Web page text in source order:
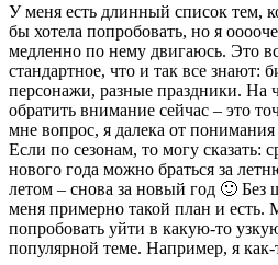
У меня есть длинный список тем,
бы хотела попробовать, но я
медленно по нему двигаюсь. Это
стандартное, что и так все знают:
персонажи, разные праздники. На
обратить внимание сейчас – это
мне вопрос, я далека от понимания
Если по сезонам, то могу сказать:
нового года можно браться за
летом – снова за новый год 🙂 Без
меня примерно такой план и есть.
попробовать уйти в какую-то
популярной теме. Например, я